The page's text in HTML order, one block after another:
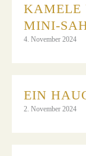
KAMELE
MINI-
4. November 2024
EIN
2. November 2024